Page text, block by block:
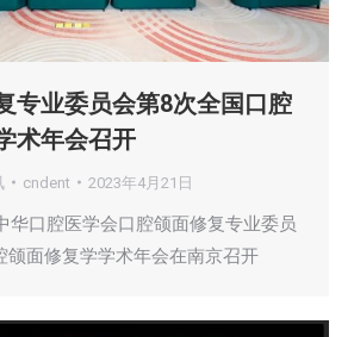
专业委员会第8次全国口腔
术年会召开
cndent 2023年4月21日
华口腔医学会口腔颌面修复专业委员
颌面修复学学术年会在南京召开